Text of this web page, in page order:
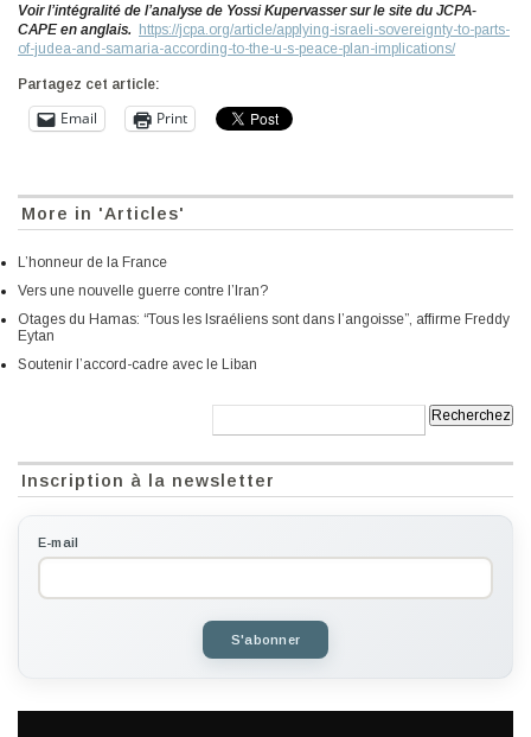
Voir l’intégralité de l’analyse de Yossi Kupervasser sur le site du JCPA-
CAPE en anglais. https://jcpa.org/article/applying-israeli-sovereignty-to-parts-
of-judea-and-samaria-according-to-the-u-s-peace-plan-implications/
Partagez cet article:
Email Print
More in 'Articles'
L’honneur de la France
Vers une nouvelle guerre contre l’Iran?
Otages du Hamas: “Tous les Israéliens sont dans l’angoisse”, affirme Freddy
Eytan
Soutenir l’accord-cadre avec le Liban
Recherche:
Inscription à la newsletter
E-mail
S'abonner